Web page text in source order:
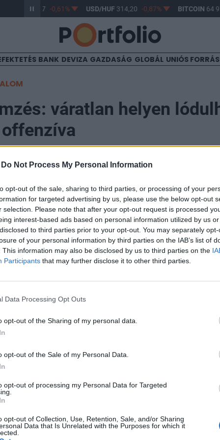
Do Not Process My Personal Information
opt-out of the sale, sharing to third parties, or processing of your
for targeted advertising by us, please use the below opt-out
selection. Please note that after your opt-out request is processed
interest-based ads based on personal information utilized by us
to third parties prior to your opt-out. You may separately
of your personal information by third parties on the IAB’s list of
This information may also be disclosed by us to third parties on the
Participants that may further disclose it to other third parties.
Data Processing Opt Outs
opt-out of the Sharing of my personal data.
opt-out of the Sale of my Personal Data.
opt-out of processing my Personal Data for Targeted
opt-out of Collection, Use, Retention, Sale, and/or Sharing
Data that Is Unrelated with the Purposes for which it
363,17 -0,61% USD/HUF 314,20 -0,87% BITCOIN64
BANK DEVIZA GAZDASÁG GLOBÁL UNIÓS
váratlan helyen
óta szakadatlanul próbálkoznak áttörni az
sikerekről be tudnak számolni, a tavaly őszihez
Az elmúlt hetekben azonban egy reményteli
csapatok: sikeresen keltek át a Dnyeper folyón. Ez a
előnyökhöz juttathatja Kijevet a jövőben - írja
elemzésében.
róla, hogy az ukránok átkeltek az oroszok fő védelmi
az orosz védelmi erők, az állandó harcok ellenére sem
portfolio.hu hírarchívumához tartozik, melynek olvasása
tartalmazza:
elmúlt 2 év napon belüli